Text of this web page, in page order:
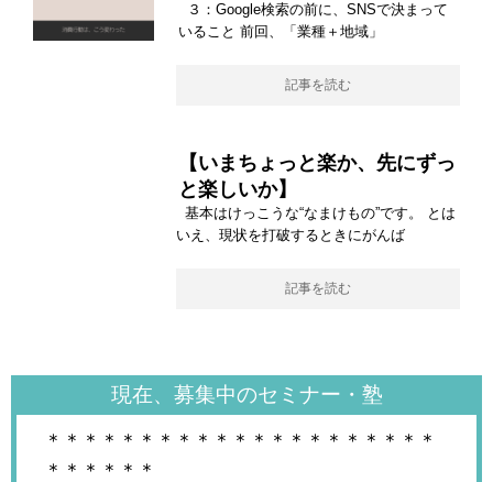
３：Google検索の前に、SNSで決まって
いること 前回、「業種＋地域」
記事を読む
【いまちょっと楽か、先にずっ
と楽しいか】
基本はけっこうな“なまけもの”です。 とは
いえ、現状を打破するときにがんば
記事を読む
現在、募集中のセミナー・塾
＊＊＊＊＊＊＊＊＊＊＊＊＊＊＊＊＊＊＊＊＊
＊＊＊＊＊＊